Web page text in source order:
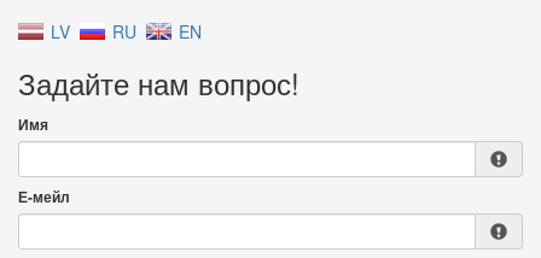
LV RU EN
Задайте нам вопрос!
Имя
Е-мейл